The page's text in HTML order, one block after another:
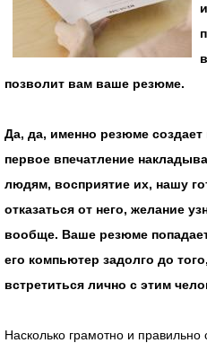
позволит вам ваше резюме.
Да, да, именно резюме
первое впечатление
людям, восприятие их, нашу
отказаться от него, желание
вообще. Ваше резюме
его компьютер задолго до
встретиться лично с этим
Насколько грамотно и